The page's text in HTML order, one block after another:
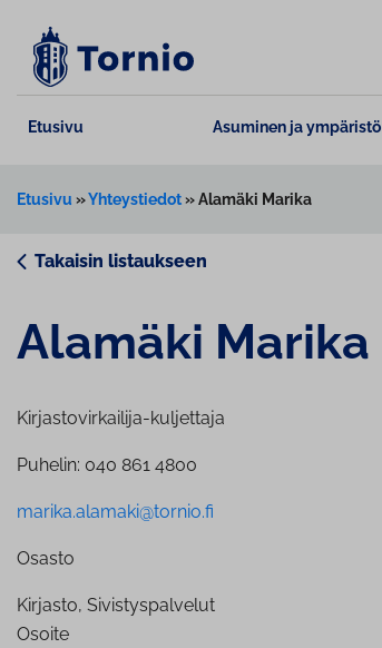
sisältöön
Etusivu Asuminen ja ympäristö
Etusivu »Yhteystiedot»Alamäki Marika
Takaisin listaukseen
Alamäki Marika
Kirjastovirkailija-kuljettaja
Puhelin: 040 861 4800
marika.alamaki@tornio.fi
Osasto
Kirjasto, Sivistyspalvelut
Osoite